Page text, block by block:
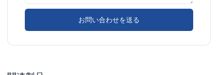
お問い合わせを送る